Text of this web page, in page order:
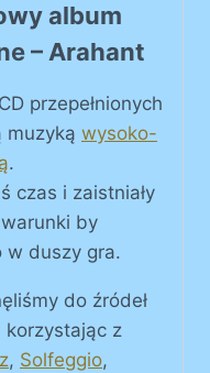
album
– Arahant
przepełnionych
muzyką wysoko-
.
czas i zaistniały
by
w duszy gra.
do źródeł
z
, Solfeggio,